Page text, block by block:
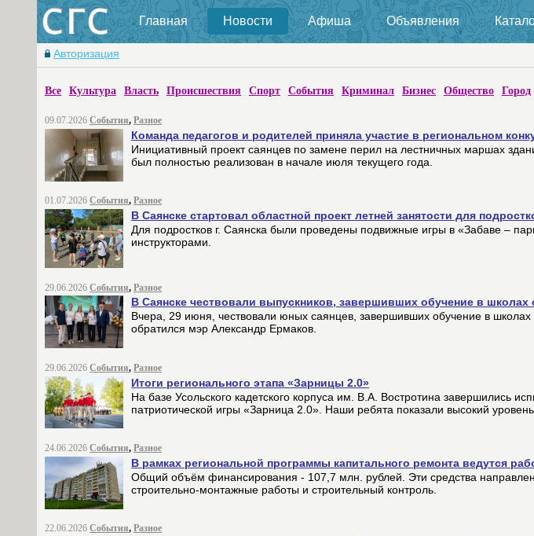
Главная Новости Афиша Объявления
Авторизация
Все Культура Власть Происшествия Спорт События Криминал Бизнес Общество Город
09.07.2026 События, Разное
Команда педагогов и родителей приняла участие в региональном
Инициативный проект саянцев по замене перил на лестничных маршах
был полностью реализован в начале июля текущего года.
01.07.2026 События, Разное
В Саянске стартовал областной проект летней занятости для
Для подростков г. Саянска были проведены подвижные игры в «Забаве –
инструкторами.
29.06.2026 События, Разное
В Саянске чествовали выпускников, завершивших обучение в
Вчера, 29 июня, чествовали юных саянцев, завершивших обучение в
обратился мэр Александр Ермаков.
29.06.2026 События, Разное
Итоги регионального этапа «Зарницы 2.0»
На базе Усольского кадетского корпуса им. В.А. Востротина завершились
патриотической игры «Зарница 2.0». Наши ребята показали высокий
24.06.2026 События, Разное
В рамках региональной программы капитального ремонта ведутся
Общий объём финансирования - 107,7 млн. рублей. Эти средства
строительно-монтажные работы и строительный контроль.
22.06.2026 События, Разное